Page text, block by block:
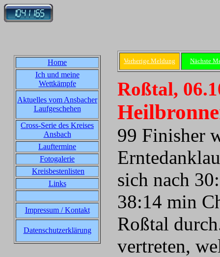
Home
Ich und meine
Wettkämpfe
Aktuelles vom Ansbacher
Laufgeschehen
Cross-Serie des Kreises
Ansbach
Lauftermine
Fotogalerie
Kreisbestenlisten
Links
Impressum / Kontakt
Datenschutzerklärung
Vorherige Meldung Nächste
Roßtal,
99 Finisher
sich nach
38:14 min
Roßtal
vertreten,